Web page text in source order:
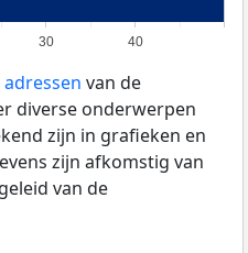
30 40
adressen van de
diverse onderwerpen
zijn in grafieken en
zijn afkomstig van
van de